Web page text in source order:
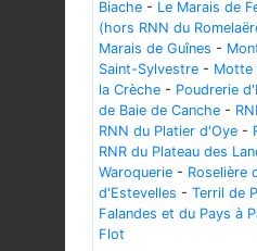
Biache - Le Marais de
(hors RNN du
Marais de Guînes -
Saint-Sylvestre - Motte
la Crèche - Poudrerie
de Baie de Canche -
RNN du Platier d'Oye -
RNR du Plateau des
Waroquerie - Roselière
d'Estevelles - Terril de
Falandes et du Pays à
Flot